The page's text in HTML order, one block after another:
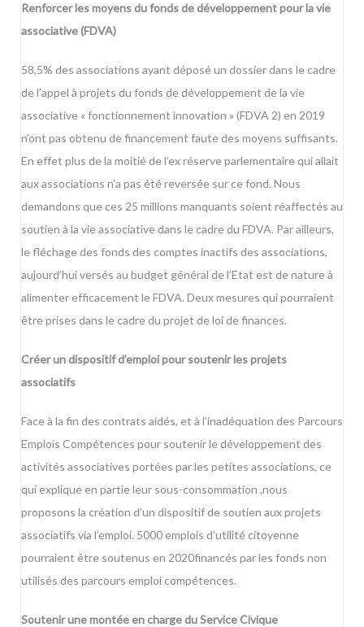
Renforcer les moyens du fonds de développement pour la vie
associative (FDVA)
58,5% des associations ayant déposé un dossier dans le cadre
de l’appel à projets du fonds de développement de la vie
associative « fonctionnement innovation » (FDVA 2) en 2019
n’ont pas obtenu de financement faute des moyens suffisants.
En effet plus de la moitié de l’ex réserve parlementaire qui allait
aux associations n’a pas été reversée sur ce fond. Nous
demandons que ces 25 millions manquants soient réaffectés au
soutien à la vie associative dans le cadre du FDVA. Par ailleurs,
le fléchage des fonds des comptes inactifs des associations,
aujourd’hui versés au budget général de l’Etat est de nature à
alimenter efficacement le FDVA. Deux mesures qui pourraient
être prises dans le cadre du projet de loi de finances.
Créer un dispositif d’emploi pour soutenir les projets
associatifs
Face à la fin des contrats aidés, et à l’inadéquation des Parcours
Emplois Compétences pour soutenir le développement des
activités associatives portées par les petites associations, ce
qui explique en partie leur sous-consommation ,nous
proposons la création d’un dispositif de soutien aux projets
associatifs via l’emploi. 5000 emplois d’utilité citoyenne
pourraient être soutenus en 2020financés par les fonds non
utilisés des parcours emploi compétences.
Soutenir une montée en charge du Service Civique